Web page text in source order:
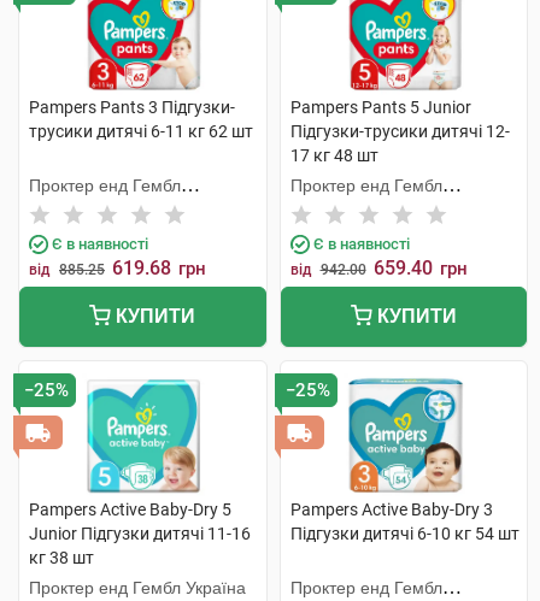
Pampers Pants 3 Підгузки-
трусики дитячі 6-11 кг 62 шт
Проктер енд Гембл
Мануфекчурінг
Є в наявності
від 885.25 619.68 грн
КУПИТИ
Pampers Pants 5 Junior
Підгузки-трусики дитячі 12-
17 кг 48 шт
Проктер енд Гембл
Мануфекчурінг
Є в наявності
від 942.00 659.40 грн
КУПИТИ
−25%
Pampers Active Baby-Dry 5
Junior Підгузки дитячі 11-16
кг 38 шт
Проктер енд Гембл Україна
−25%
Pampers Active Baby-Dry 3
Підгузки дитячі 6-10 кг 54 шт
Проктер енд Гембл